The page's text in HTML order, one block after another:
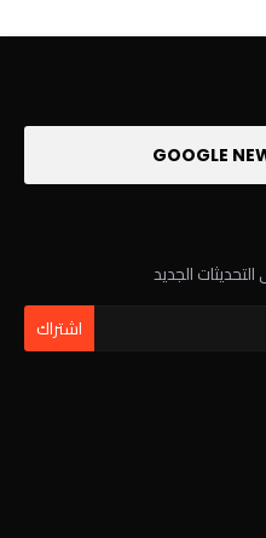
الجديد